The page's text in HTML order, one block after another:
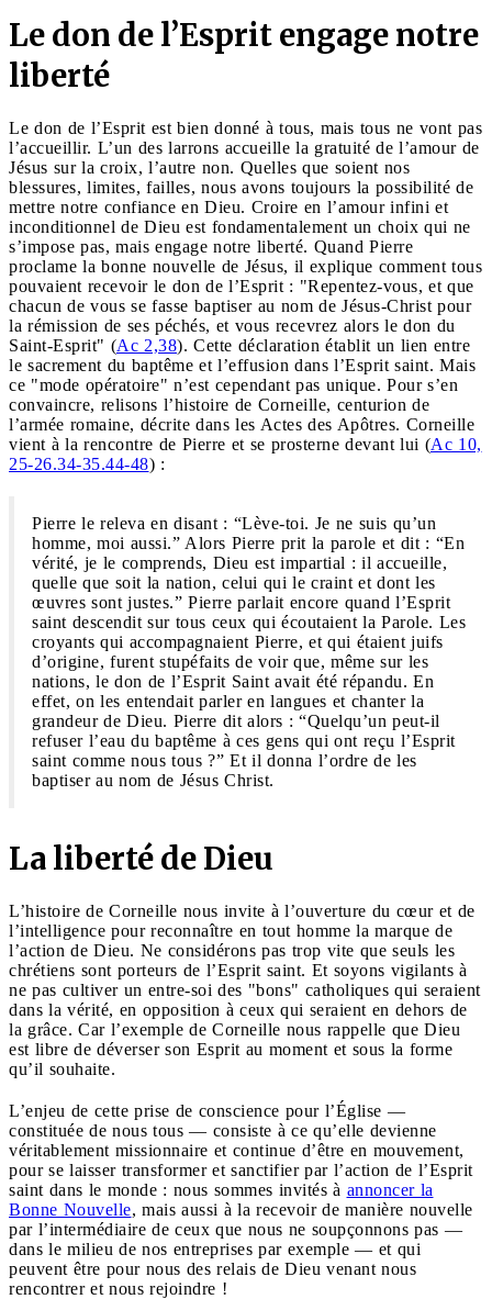
Le don de l’Esprit engage notre
liberté
Le don de l’Esprit est bien donné à tous, mais tous ne vont pas
l’accueillir. L’un des larrons accueille la gratuité de l’amour de
Jésus sur la croix, l’autre non. Quelles que soient nos
blessures, limites, failles, nous avons toujours la possibilité de
mettre notre confiance en Dieu. Croire en l’amour infini et
inconditionnel de Dieu est fondamentalement un choix qui ne
s’impose pas, mais engage notre liberté. Quand Pierre
proclame la bonne nouvelle de Jésus, il explique comment tous
pouvaient recevoir le don de l’Esprit : "Repentez-vous, et que
chacun de vous se fasse baptiser au nom de Jésus-Christ pour
la rémission de ses péchés, et vous recevrez alors le don du
Saint-Esprit" (Ac 2,38). Cette déclaration établit un lien entre
le sacrement du baptême et l’effusion dans l’Esprit saint. Mais
ce "mode opératoire" n’est cependant pas unique. Pour s’en
convaincre, relisons l’histoire de Corneille, centurion de
l’armée romaine, décrite dans les Actes des Apôtres. Corneille
vient à la rencontre de Pierre et se prosterne devant lui (Ac 10,
25-26.34-35.44-48) :
Pierre le releva en disant : “Lève-toi. Je ne suis qu’un
homme, moi aussi.” Alors Pierre prit la parole et dit : “En
vérité, je le comprends, Dieu est impartial : il accueille,
quelle que soit la nation, celui qui le craint et dont les
œuvres sont justes.” Pierre parlait encore quand l’Esprit
saint descendit sur tous ceux qui écoutaient la Parole. Les
croyants qui accompagnaient Pierre, et qui étaient juifs
d’origine, furent stupéfaits de voir que, même sur les
nations, le don de l’Esprit Saint avait été répandu. En
effet, on les entendait parler en langues et chanter la
grandeur de Dieu. Pierre dit alors : “Quelqu’un peut-il
refuser l’eau du baptême à ces gens qui ont reçu l’Esprit
saint comme nous tous ?” Et il donna l’ordre de les
baptiser au nom de Jésus Christ.
La liberté de Dieu
L’histoire de Corneille nous invite à l’ouverture du cœur et de
l’intelligence pour reconnaître en tout homme la marque de
l’action de Dieu. Ne considérons pas trop vite que seuls les
chrétiens sont porteurs de l’Esprit saint. Et soyons vigilants à
ne pas cultiver un entre-soi des "bons" catholiques qui seraient
dans la vérité, en opposition à ceux qui seraient en dehors de
la grâce. Car l’exemple de Corneille nous rappelle que Dieu
est libre de déverser son Esprit au moment et sous la forme
qu’il souhaite.
L’enjeu de cette prise de conscience pour l’Église —
constituée de nous tous — consiste à ce qu’elle devienne
véritablement missionnaire et continue d’être en mouvement,
pour se laisser transformer et sanctifier par l’action de l’Esprit
saint dans le monde : nous sommes invités à annoncer la
Bonne Nouvelle, mais aussi à la recevoir de manière nouvelle
par l’intermédiaire de ceux que nous ne soupçonnons pas —
dans le milieu de nos entreprises par exemple — et qui
peuvent être pour nous des relais de Dieu venant nous
rencontrer et nous rejoindre !